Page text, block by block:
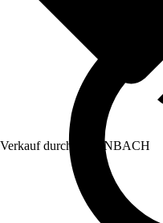
Verkauf durch: HORNBACH